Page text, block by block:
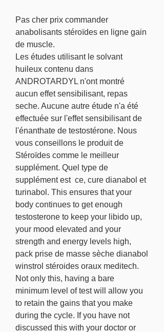
Pas cher prix commander
anabolisants stéroïdes en ligne gain
de muscle.
Les études utilisant le solvant
huileux contenu dans
ANDROTARDYL n'ont montré
aucun effet sensibilisant, repas
seche. Aucune autre étude n'a été
effectuée sur l'effet sensibilisant de
l'énanthate de testostérone. Nous
vous conseillons le produit de
Stéroïdes comme le meilleur
supplément. Quel type de
supplément est  ce, cure dianabol et
turinabol. This ensures that your
body continues to get enough
testosterone to keep your libido up,
your mood elevated and your
strength and energy levels high,
pack prise de masse sèche dianabol
winstrol stéroides oraux meditech.
Not only this, having a bare
minimum level of test will allow you
to retain the gains that you make
during the cycle. If you have not
discussed this with your doctor or